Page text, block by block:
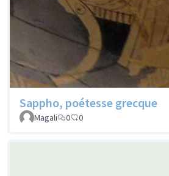
Sappho, poétesse grecque
Magali 0 0